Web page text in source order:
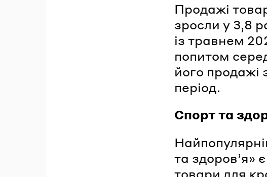
Продажі
зросли у 3,8
із травнем
попитом
його продажі
період.
Спорт та
та здоров’я»
товари для